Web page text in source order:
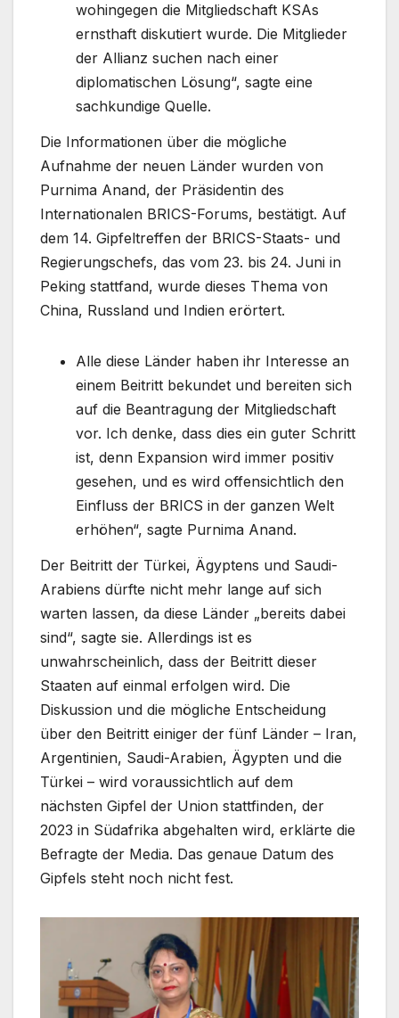
wohingegen die Mitgliedschaft KSAs
ernsthaft diskutiert wurde. Die Mitglieder
der Allianz suchen nach einer
diplomatischen Lösung“, sagte eine
sachkundige Quelle.
Die Informationen über die mögliche
Aufnahme der neuen Länder wurden von
Purnima Anand, der Präsidentin des
Internationalen BRICS-Forums, bestätigt. Auf
dem 14. Gipfeltreffen der BRICS-Staats- und
Regierungschefs, das vom 23. bis 24. Juni in
Peking stattfand, wurde dieses Thema von
China, Russland und Indien erörtert.
Alle diese Länder haben ihr Interesse an
einem Beitritt bekundet und bereiten sich
auf die Beantragung der Mitgliedschaft
vor. Ich denke, dass dies ein guter Schritt
ist, denn Expansion wird immer positiv
gesehen, und es wird offensichtlich den
Einfluss der BRICS in der ganzen Welt
erhöhen“, sagte Purnima Anand.
Der Beitritt der Türkei, Ägyptens und Saudi-
Arabiens dürfte nicht mehr lange auf sich
warten lassen, da diese Länder „bereits dabei
sind“, sagte sie. Allerdings ist es
unwahrscheinlich, dass der Beitritt dieser
Staaten auf einmal erfolgen wird. Die
Diskussion und die mögliche Entscheidung
über den Beitritt einiger der fünf Länder – Iran,
Argentinien, Saudi-Arabien, Ägypten und die
Türkei – wird voraussichtlich auf dem
nächsten Gipfel der Union stattfinden, der
2023 in Südafrika abgehalten wird, erklärte die
Befragte der Media. Das genaue Datum des
Gipfels steht noch nicht fest.